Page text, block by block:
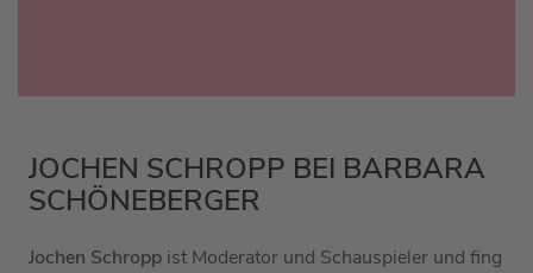
JOCHEN SCHROPP BEI BARBARA
SCHÖNEBERGER
Jochen Schropp ist Moderator und Schauspieler und fing